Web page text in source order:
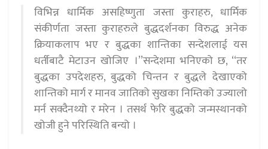
विभिन्न धार्मिक असहिष्णुता जस्ता कुराहरु, धार्मिक
संकीर्णता जस्ता कुराहरुले बुद्धदर्शनका विरुद्ध अनेक
क्रियाकलाप भए र बुद्धका शान्तिका सन्देशलाई यस
धर्तीबाटै मेटाउन खोजिए ।’’सन्देशमा भनिएको छ, ‘‘तर
बुद्धका उपदेशहरु, बुद्धको चिन्तन र बुद्धले देखाएको
शान्तिको मार्ग र मानव जातिको सुखका निम्तिको उज्यालो
मर्न सक्दैनथ्यो र मरेन । तसर्थ फेरि बुद्धको जन्मस्थानको
खोजी हुने परिस्थिति बन्यो ।